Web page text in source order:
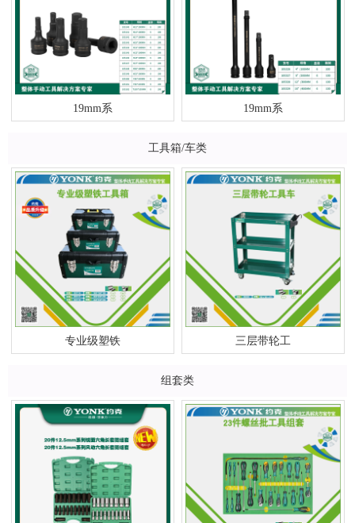
19mm系 19mm系
工具箱/车类
专业级塑铁 三层带轮工
组套类